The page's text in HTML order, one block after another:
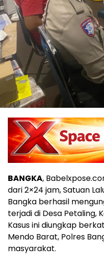
BANGKA,
dari 2×24 jam, Satuan
Bangka berhasil
terjadi di Desa Petaling,
Kasus ini diungkap
Mendo Barat, Polres
masyarakat.